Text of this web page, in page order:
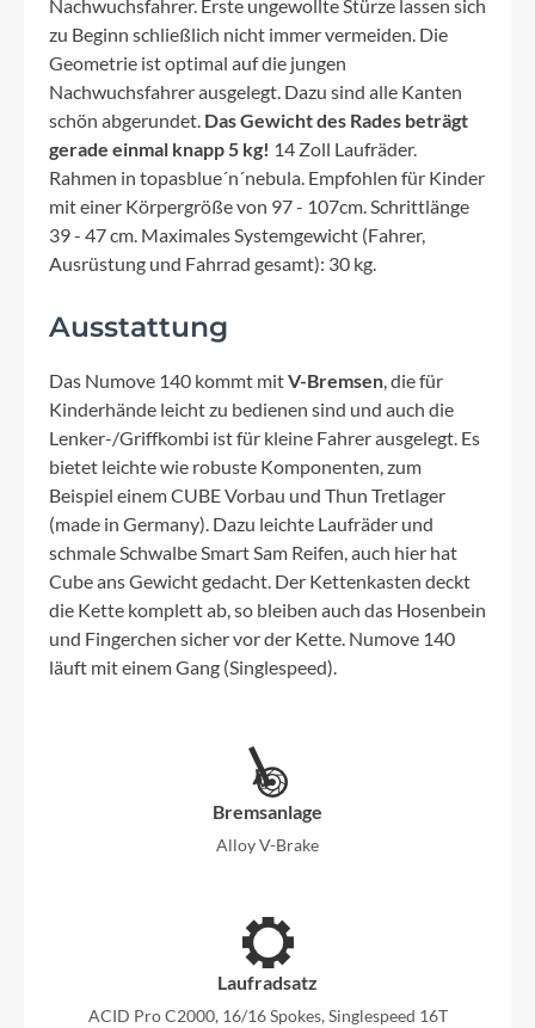
Nachwuchsfahrer. Erste ungewollte Stürze lassen sich
zu Beginn schließlich nicht immer vermeiden. Die
Geometrie ist optimal auf die jungen
Nachwuchsfahrer ausgelegt. Dazu sind alle Kanten
schön abgerundet. Das Gewicht des Rades beträgt
gerade einmal knapp 5 kg! 14 Zoll Laufräder.
Rahmen in topasblue´n´nebula. Empfohlen für Kinder
mit einer Körpergröße von 97 - 107cm. Schrittlänge
39 - 47 cm. Maximales Systemgewicht (Fahrer,
Ausrüstung und Fahrrad gesamt): 30 kg.
Ausstattung
Das Numove 140 kommt mitV-Bremsen, die für
Kinderhände leicht zu bedienen sind und auch die
Lenker-/Griffkombi ist für kleine Fahrer ausgelegt. Es
bietet leichte wie robuste Komponenten, zum
Beispiel einem CUBE Vorbau und Thun Tretlager
(made in Germany). Dazu leichte Laufräder und
schmale Schwalbe Smart Sam Reifen, auch hier hat
Cube ans Gewicht gedacht. Der Kettenkasten deckt
die Kette komplett ab, so bleiben auch das Hosenbein
und Fingerchen sicher vor der Kette. Numove 140
läuft mit einem Gang (Singlespeed).
Bremsanlage
Alloy V-Brake
Laufradsatz
ACID Pro C2000, 16/16 Spokes, Singlespeed 16T